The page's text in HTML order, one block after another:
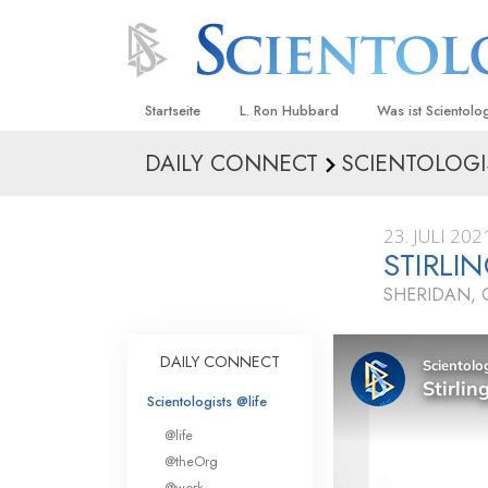
Startseite L. Ron Hubbard Was ist
Anschauungen
Was
sagen
Innerhalb einer
Die
Eine Einführung
DAILY CONNECT
23. JULI 2021
SHERIDAN,
DAILY CONNECT
Scientologists @life
@life
@theOrg